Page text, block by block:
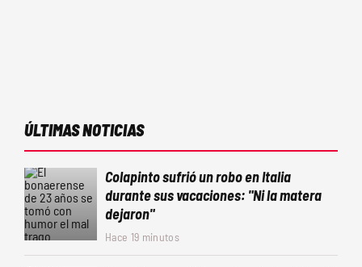
ÚLTIMAS NOTICIAS
Colapinto sufrió un robo en Italia
durante sus vacaciones: "Ni la matera
dejaron"
Hace 19 minutos